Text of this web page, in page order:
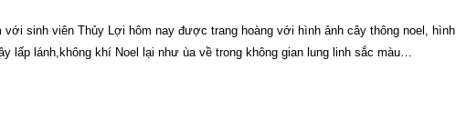
với sinh viên Thủy Lợi hôm nay được trang hoàng với hình ảnh cây thông noel, hình
lấp lánh,không khí Noel lại như ùa về trong không gian lung linh sắc màu…